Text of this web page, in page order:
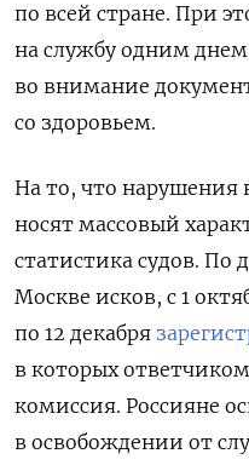
по всей стране. При
на службу одним
во внимание
со здоровьем.
На то, что нарушения
носят массовый
статистика судов. По
Москве исков, с 1
по 12 декабря
в которых
комиссия. Россияне
в освобождении от